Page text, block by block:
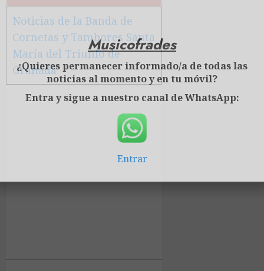
Noticias de la Banda de
Cornetas y Tambores Santa
María del Triunfo de
Granada
Musicofrades
¿Quieres permanecer informado/a de todas las
noticias al momento y en tu móvil?
Entra y sigue a nuestro canal de WhatsApp:
Entrar